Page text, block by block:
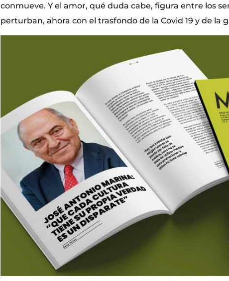
conmueve. Y el amor, qué duda cabe, figura entre los
perturban, ahora con el trasfondo de la Covid 19 y de la